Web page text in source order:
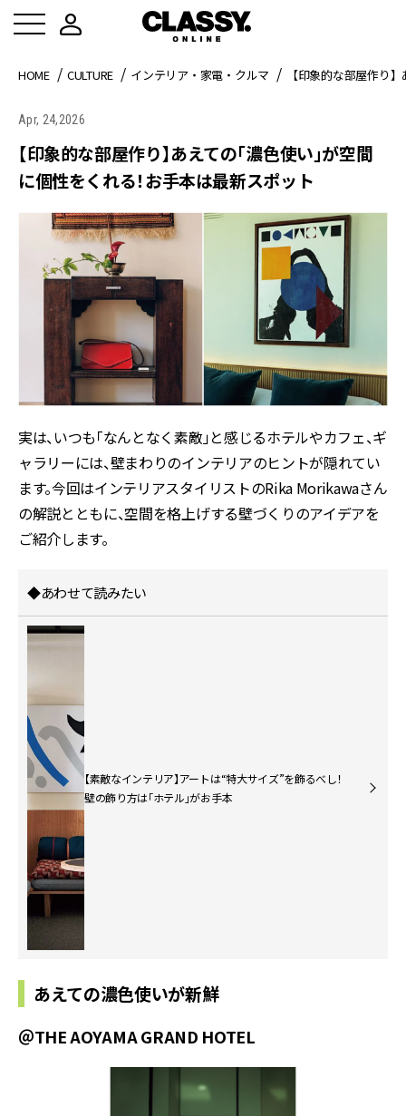
HOME CULTURE インテリア・家電・クルマ 【印象的な部屋作り
Apr, 24,2026
【印象的な部屋作り】あえての「濃色使い」が空間
に個性をくれる！お手本は最新スポット
実は、いつも「なんとなく素敵」と感じるホテルやカフェ、ギ
ャラリーには、壁まわりのインテリアのヒントが隠れてい
ます。今回はインテリアスタイリストのRika Morikawaさん
の解説とともに、空間を格上げする壁づくりのアイデアを
ご紹介します。
◆あわせて読みたい
【素敵なインテリア】アートは“特大サイズ”を飾るべし！
壁の飾り方は「ホテル」がお手本
あえての濃色使いが新鮮
＠THE AOYAMA GRAND HOTEL